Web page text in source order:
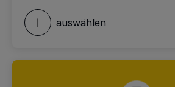
auswählen